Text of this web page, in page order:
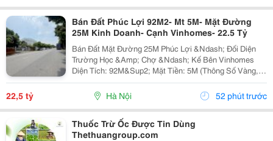
Bán Đất Phúc Lợi 92M2- Mt 5M- Mặt Đường
25M Kinh Doanh- Cạnh Vinhomes- 22.5 Tỷ
Bán Đất Mặt Đường 25M Phúc Lợi &Ndash; Đối Diện
Trường Học &Amp; Chợ &Ndash; Kế Bên Vinhomes
Diện Tích: 92M&Sup2; Mặt Tiền: 5M (Thông Số Vàng,
Vuông Vắn). Vị Trí: Mặt Đường 25M, Vỉa Hè Rộng. Tọa
Lạc Tại Trung Tâm Phúc Lợi, Ngay Sát Khu Đô Thị...
22,5 tỷ Hà Nội 52 phút trước
Thuốc Trừ Ốc Được Tin Dùng
Thethuangroup.com